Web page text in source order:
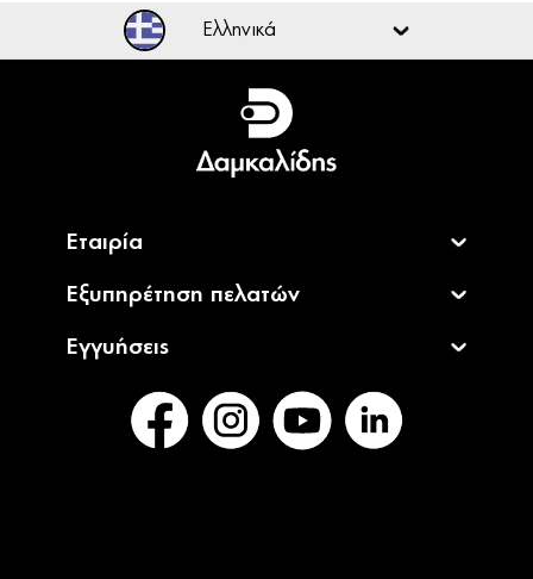
Ελληνικά
Ελληνικά
English
Εταιρία
Εξυπηρέτηση πελατών
Εγγυήσεις